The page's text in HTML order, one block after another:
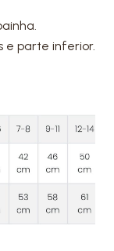
e parte inferior.